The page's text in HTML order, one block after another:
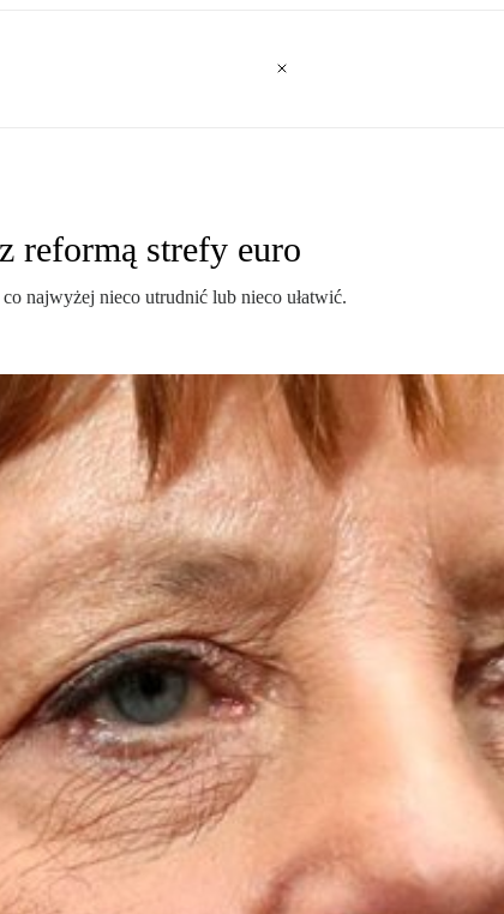
reformą strefy euro
najwyżej nieco utrudnić lub nieco ułatwić.